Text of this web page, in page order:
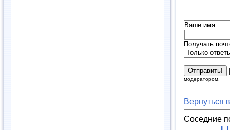
Ваше имя
Получать
модератором.
Вернуться
Соседние